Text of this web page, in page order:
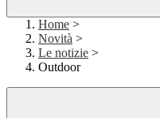
Home >
Novità >
Le notizie >
Outdoor